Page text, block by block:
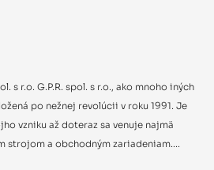
s r.o. G.P.R. spol. s r.o., ako mnoho iných
po nežnej revolúcii v roku 1991. Je
vzniku až doteraz sa venuje najmä
strojom a obchodným zariadeniam....